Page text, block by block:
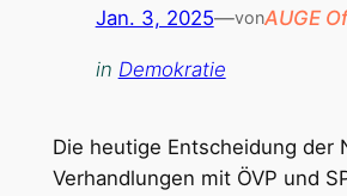
Jan. 3, 2025—vonAUGE
in Demokratie
Die heutige Entscheidung der
Verhandlungen mit ÖVP und